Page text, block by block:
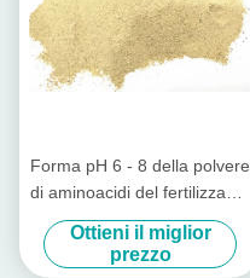
Forma pH 6 - 8 della polvere
di aminoacidi del fertilizzante
organico 65% dell'azoto di
origine vegetale alta
Ottieni il miglior
prezzo